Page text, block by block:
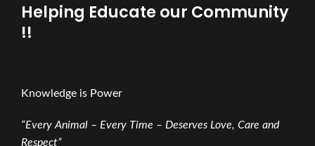
Helping Educate our Community
!!
Knowledge is Power
“Every Animal – Every Time – Deserves Love, Care and
Respect”